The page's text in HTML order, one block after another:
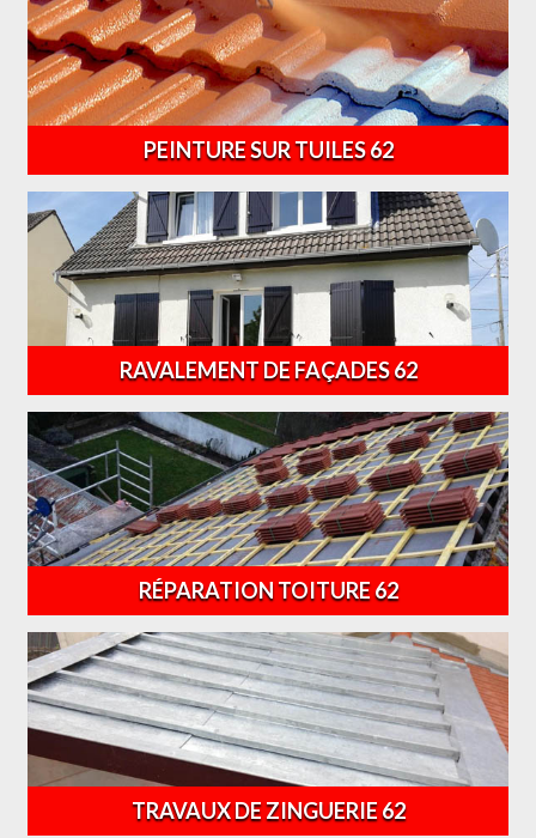
PEINTURE SUR TUILES 62
RAVALEMENT DE FAÇADES 62
RÉPARATION TOITURE 62
TRAVAUX DE ZINGUERIE 62